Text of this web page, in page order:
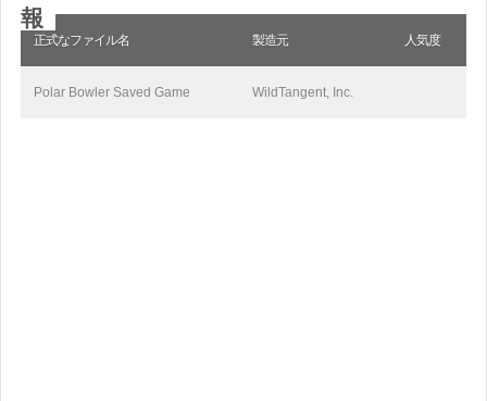
報
正式なファイル名 製造元 人気度
Polar Bowler Saved Game WildTangent, Inc.